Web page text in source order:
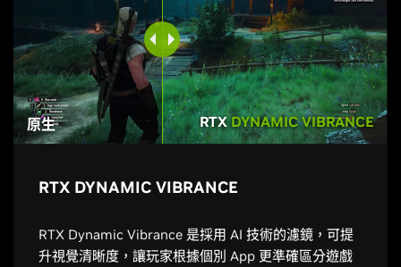
原生 RTXDYNAMIC VIBRANCE
RTX DYNAMIC VIBRANCE
RTX Dynamic Vibrance 是採用 AI 技術的濾鏡，可提
升視覺清晰度，讓玩家根據個別 App 更準確區分遊戲